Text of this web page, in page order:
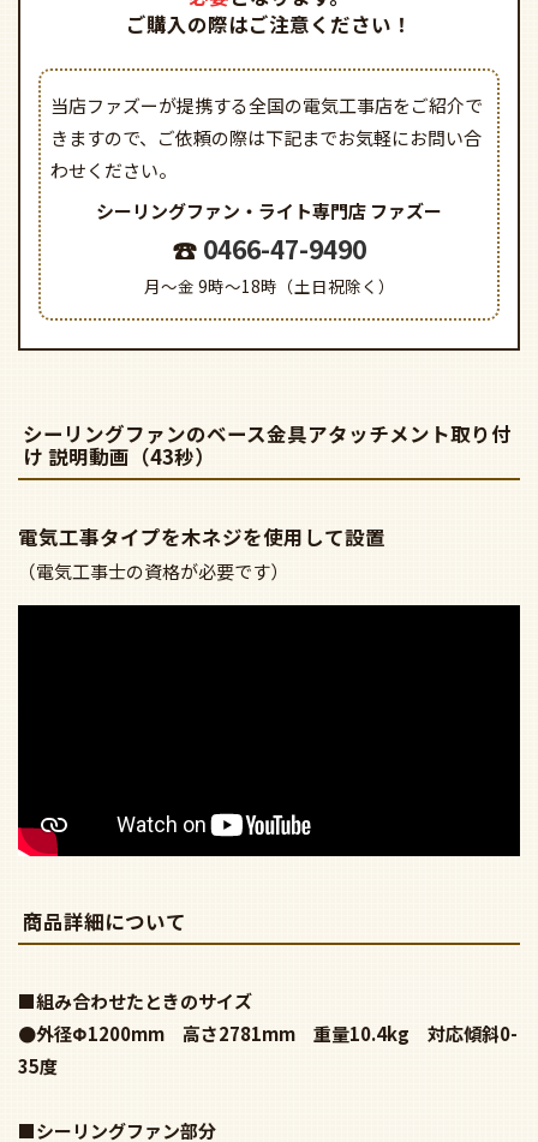
商品や取り付けでわからないことは、
お電話でも丁寧にお答えします。
お客様ご相談ダイヤル
月～金 9時～18時
0466-47-9490
こちらの商品は取り付けに電気工事が
必要
ご購入の際はご注意ください！
当店ファズーが提携する全国の電気工事店をご紹介で
きますので、ご依頼の際は下記までお気軽にお問い合
け 説明動画（43秒）
電気工事タイプを木ネジを使用して設置
（電気工事士の資格が必要です）